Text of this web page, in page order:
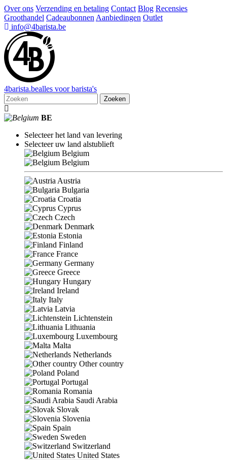
Over ons Verzending en betaling Contact Blog Recensies
Groothandel Cadeaubonnen Aanbiedingen Outlet
info@4barista.be
4barista.bealles voor barista's
Zoeken
BE
Selecteer het land van levering
Selecteer uw land alstublieft
Belgium
Belgium
Austria
Bulgaria
Croatia
Cyprus
Czech
Denmark
Estonia
Finland
France
Germany
Greece
Hungary
Ireland
Italy
Latvia
Lichtenstein
Lithuania
Luxembourg
Malta
Netherlands
Other country
Poland
Portugal
Romania
Saudi Arabia
Slovak
Slovenia
Spain
Sweden
Switzerland
United States